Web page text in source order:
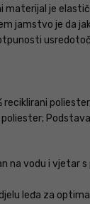
materijal je
jamstvo je da
reciklirani
na vodu i vjetar
leđa za